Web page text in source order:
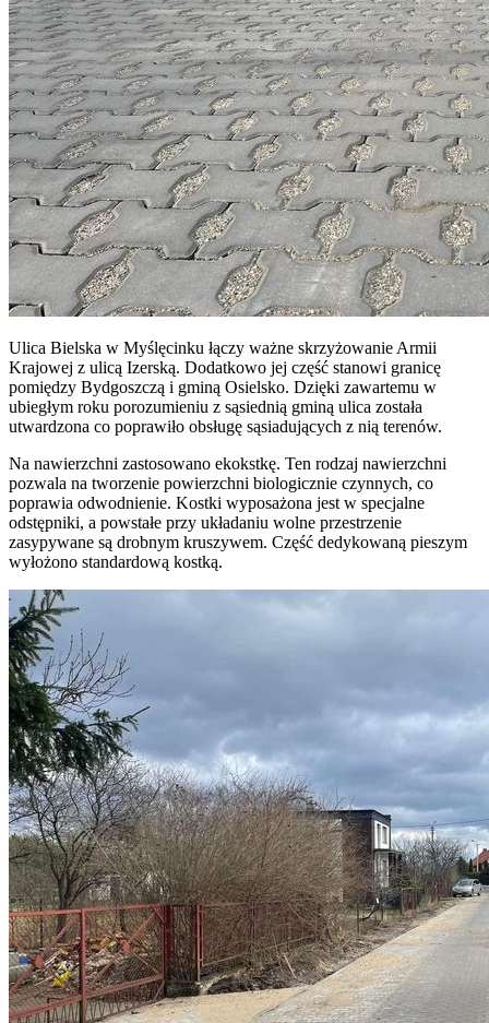
Ulica Bielska w Myślęcinku łączy ważne skrzyżowanie Armii
Krajowej z ulicą Izerską. Dodatkowo jej część stanowi granicę
pomiędzy Bydgoszczą i gminą Osielsko. Dzięki zawartemu w
ubiegłym roku porozumieniu z sąsiednią gminą ulica została
utwardzona co poprawiło obsługę sąsiadujących z nią terenów.
Na nawierzchni zastosowano ekokstkę. Ten rodzaj nawierzchni
pozwala na tworzenie powierzchni biologicznie czynnych, co
poprawia odwodnienie. Kostki wyposażona jest w specjalne
odstępniki, a powstałe przy układaniu wolne przestrzenie
zasypywane są drobnym kruszywem. Część dedykowaną pieszym
wyłożono standardową kostką.